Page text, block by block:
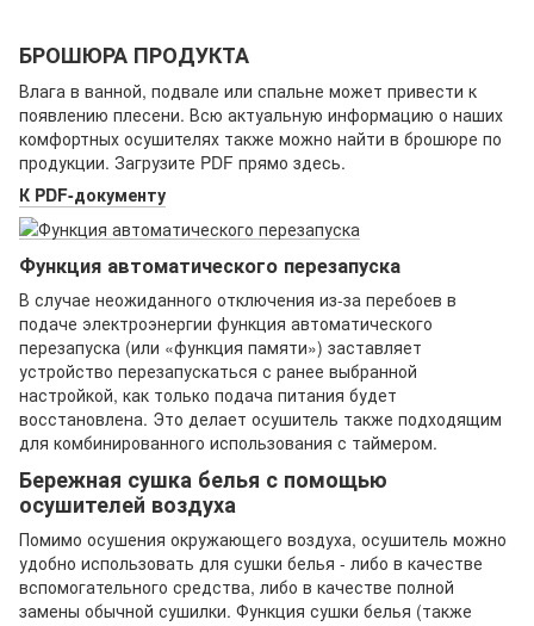
БРОШЮРА ПРОДУКТА
Влага в ванной, подвале или спальне может привести к
появлению плесени. Всю актуальную информацию о наших
комфортных осушителях также можно найти в брошюре по
продукции. Загрузите PDF прямо здесь.
К PDF-документу
Функция автоматического перезапуска
В случае неожиданного отключения из-за перебоев в
подаче электроэнергии функция автоматического
перезапуска (или «функция памяти») заставляет
устройство перезапускаться с ранее выбранной
настройкой, как только подача питания будет
восстановлена. Это делает осушитель также подходящим
для комбинированного использования с таймером.
Бережная сушка белья с помощью
осушителей воздуха
Помимо осушения окружающего воздуха, осушитель можно
удобно использовать для сушки белья - либо в качестве
вспомогательного средства, либо в качестве полной
замены обычной сушилки. Функция сушки белья (также